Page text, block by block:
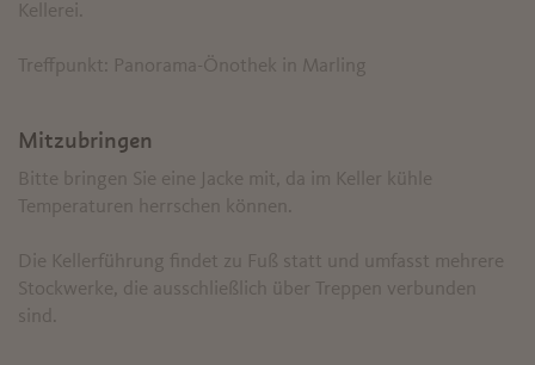
Kellerei.
Treffpunkt: Panorama-Önothek in Marling
Mitzubringen
Bitte bringen Sie eine Jacke mit, da im Keller kühle
Temperaturen herrschen können.
Die Kellerführung findet zu Fuß statt und umfasst mehrere
Stockwerke, die ausschließlich über Treppen verbunden
sind.